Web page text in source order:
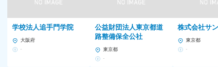
学校法人追手門学院
大阪府
-
公益財団法人東京都道
路整備保全公社
東京都
-
株式会社サ
東京都
-